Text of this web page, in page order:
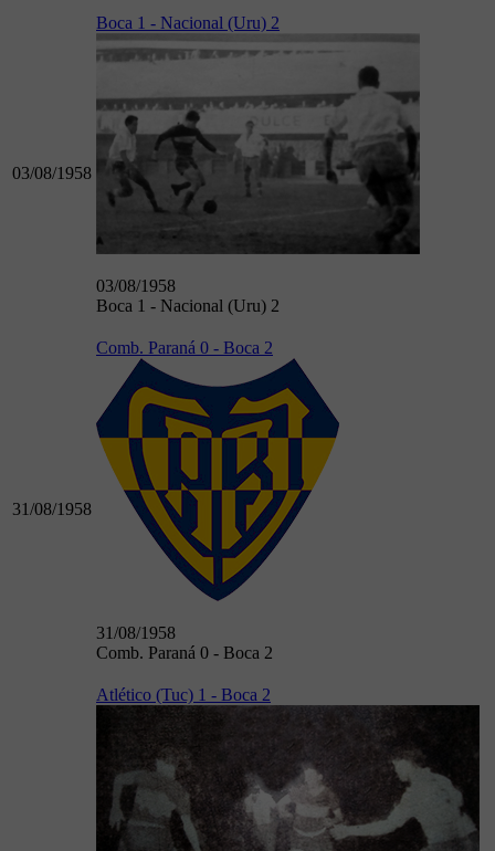
03/08/1958
Boca 1 - Nacional (Uru) 2
03/08/1958
Boca 1 - Nacional (Uru) 2
31/08/1958
Comb. Paraná 0 - Boca 2
31/08/1958
Comb. Paraná 0 - Boca 2
Atlético (Tuc) 1 - Boca 2